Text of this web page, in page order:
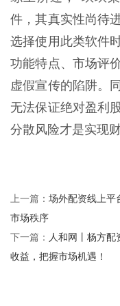
件，其真实性尚待
选择使用此类软件
功能特点、市场评
虚假宣传的陷阱。
无法保证绝对盈利
分散风险才是实现
上一篇： 场外配资线上平
市场秩序
下一篇： 人和网丨杨方
收益，把握市场机遇！